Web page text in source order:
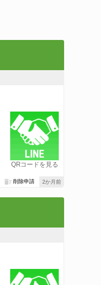
QRコードを見る
2か月前
削除申請